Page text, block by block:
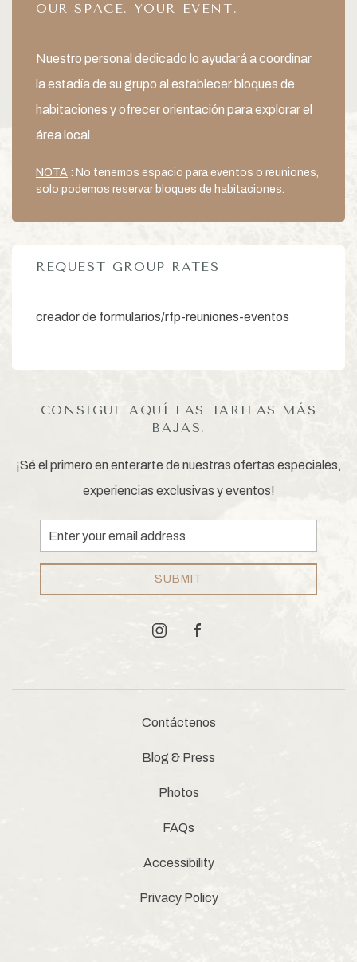
OUR SPACE. YOUR EVENT.
Nuestro personal dedicado lo ayudará a coordinar
la estadía de su grupo al establecer bloques de
habitaciones y ofrecer orientación para explorar el
área local.
NOTA : No tenemos espacio para eventos o reuniones,
solo podemos reservar bloques de habitaciones.
REQUEST GROUP RATES
creador de formularios/rfp-reuniones-eventos
CONSIGUE AQUÍ LAS TARIFAS MÁS
BAJAS.
¡Sé el primero en enterarte de nuestras ofertas especiales,
experiencias exclusivas y eventos!
Email
Address
SUBMIT
instagramfacebook
Contáctenos
Blog & Press
Photos
FAQs
Accessibility
Privacy Policy